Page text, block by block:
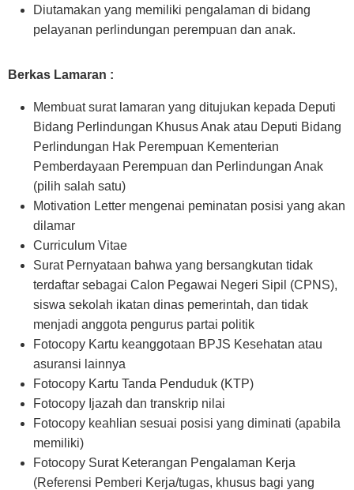
Diutamakan yang memiliki pengalaman di bidang
pelayanan perlindungan perempuan dan anak.
Berkas Lamaran :
Membuat surat lamaran yang ditujukan kepada Deputi
Bidang Perlindungan Khusus Anak atau Deputi Bidang
Perlindungan Hak Perempuan Kementerian
Pemberdayaan Perempuan dan Perlindungan Anak
(pilih salah satu)
Motivation Letter mengenai peminatan posisi yang akan
dilamar
Curriculum Vitae
Surat Pernyataan bahwa yang bersangkutan tidak
terdaftar sebagai Calon Pegawai Negeri Sipil (CPNS),
siswa sekolah ikatan dinas pemerintah, dan tidak
menjadi anggota pengurus partai politik
Fotocopy Kartu keanggotaan BPJS Kesehatan atau
asuransi lainnya
Fotocopy Kartu Tanda Penduduk (KTP)
Fotocopy Ijazah dan transkrip nilai
Fotocopy keahlian sesuai posisi yang diminati (apabila
memiliki)
Fotocopy Surat Keterangan Pengalaman Kerja
(Referensi Pemberi Kerja/tugas, khusus bagi yang